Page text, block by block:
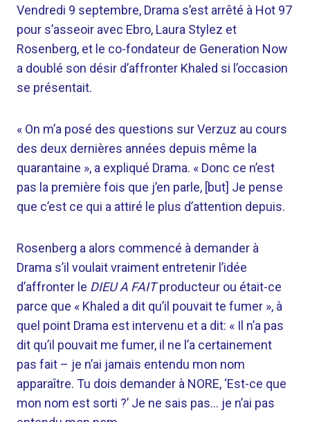
Vendredi 9 septembre, Drama s’est arrêté à Hot 97
pour s’asseoir avec Ebro, Laura Stylez et
Rosenberg, et le co-fondateur de Generation Now
a doublé son désir d’affronter Khaled si l’occasion
se présentait.
« On m’a posé des questions sur Verzuz au cours
des deux dernières années depuis même la
quarantaine », a expliqué Drama. « Donc ce n’est
pas la première fois que j’en parle, [but] Je pense
que c’est ce qui a attiré le plus d’attention depuis.
Rosenberg a alors commencé à demander à
Drama s’il voulait vraiment entretenir l’idée
d’affronter le DIEU A FAITproducteur ou était-ce
parce que « Khaled a dit qu’il pouvait te fumer », à
quel point Drama est intervenu et a dit: « Il n’a pas
dit qu’il pouvait me fumer, il ne l’a certainement
pas fait – je n’ai jamais entendu mon nom
apparaître. Tu dois demander à NORE, ‘Est-ce que
mon nom est sorti ?’ Je ne sais pas… je n’ai pas